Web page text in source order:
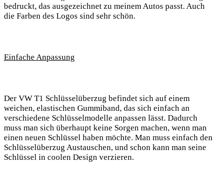
bedruckt, das ausgezeichnet zu meinem​ Autos passt. Auch
die Farben ⁢des Logos sind sehr schön.
Einfache⁢ Anpassung
Der VW T1⁣ Schlüsselüberzug ⁣befindet ⁤sich auf einem
weichen, elastischen‌ Gummiband, das sich einfach an
verschiedene⁣ Schlüsselmodelle ⁢anpassen lässt. Dadurch
muss man sich überhaupt keine ⁣Sorgen machen, wenn ⁤man‍
einen neuen Schlüssel haben ⁤möchte.⁢ Man⁤ muss einfach den
Schlüsselüberzug Austauschen, und schon⁤ kann man seine
Schlüssel ​in coolen Design verzieren.